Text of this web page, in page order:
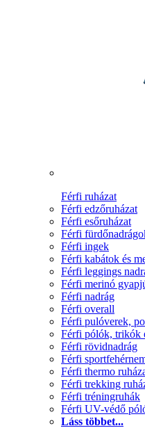
Férfi ruházat
Férfi edzőruházat
Férfi esőruházat
Férfi
Férfi ingek
Férfi kabátok és
Férfi leggings
Férfi merinó
Férfi nadrág
Férfi overall
Férfi pulóverek,
Férfi pólók, trikók
Férfi rövidnadrág
Férfi
Férfi thermo
Férfi trekking
Férfi tréningruhák
Férfi UV-védő
Láss többet...